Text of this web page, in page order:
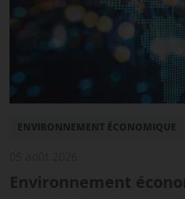
ENVIRONNEMENT ÉCONOMIQUE
Environnement